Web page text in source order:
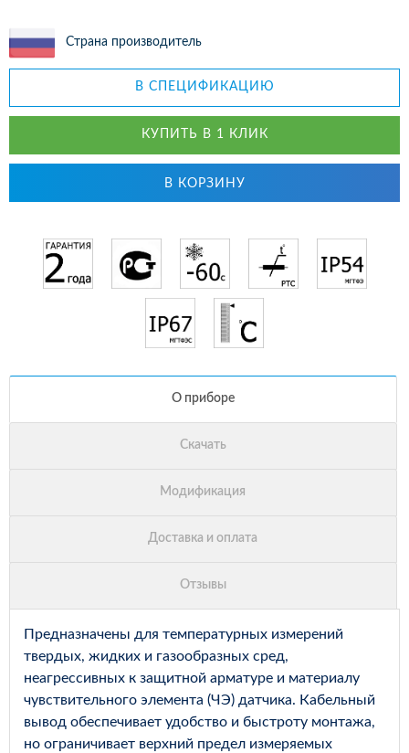
Страна производитель
В СПЕЦИФИКАЦИЮ
КУПИТЬ В 1 КЛИК
В КОРЗИНУ
Предназначены для температурных измерений
твердых, жидких и газообразных сред,
неагрессивных к защитной арматуре и материалу
чувствительного элемента (ЧЭ) датчика. Кабельный
вывод обеспечивает удобство и быстроту монтажа,
но ограничивает верхний предел измеряемых